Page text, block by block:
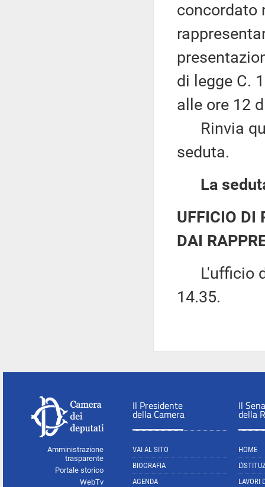
concordato
di legge C.
alle ore 12
Rinvia
seduta.
La
UFFICIO DI
DAI
L'ufficio di
14.35.
Amministrazione
trasparente
Portale storico
WebTv
Il Presidente
della Camera
VAI AL SITO
BIOGRAFIA
AGENDA
Il
della
HOME
LAVORI